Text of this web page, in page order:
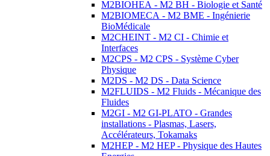
M2BIOHEA - M2 BH - Biologie et Santé
M2BIOMECA - M2 BME - Ingénierie
BioMédicale
M2CHEINT - M2 CI - Chimie et
Interfaces
M2CPS - M2 CPS - Système Cyber
Physique
M2DS - M2 DS - Data Science
M2FLUIDS - M2 Fluids - Mécanique des
Fluides
M2GI - M2 GI-PLATO - Grandes
installations - Plasmas, Lasers,
Accélérateurs, Tokamaks
M2HEP - M2 HEP - Physique des Hautes